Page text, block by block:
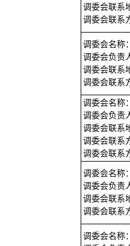
调委会联系
调委会联系
调委会名称
调委会负责
调委会联系
调委会联系
调委会名称
调委会负责
调委会联系
调委会联系
调委会联系
调委会名称
调委会负责
调委会联系
调委会联系
调委会名称